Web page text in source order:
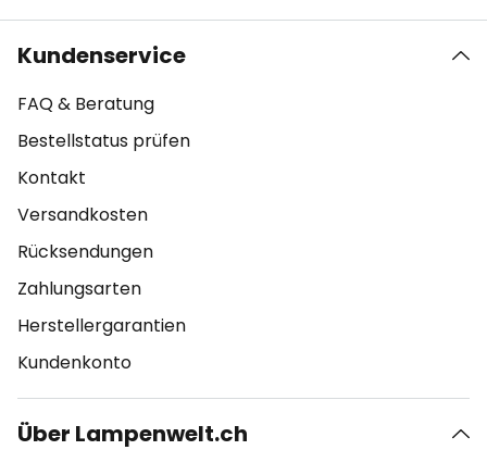
Kundenservice
FAQ & Beratung
Bestellstatus prüfen
Kontakt
Versandkosten
Rücksendungen
Zahlungsarten
Herstellergarantien
Kundenkonto
Über Lampenwelt.ch